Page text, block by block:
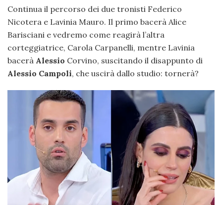
Continua il percorso dei due tronisti Federico
Nicotera e Lavinia Mauro. Il primo bacerà Alice
Barisciani e vedremo come reagirà l’altra
corteggiatrice, Carola Carpanelli, mentre Lavinia
bacerà Alessio Corvino, suscitando il disappunto di
Alessio Campoli, che uscirà dallo studio: tornerà?